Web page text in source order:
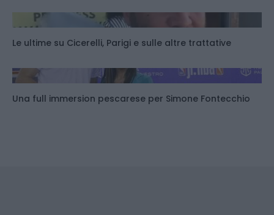
Le ultime su Cicerelli, Parigi e sulle altre trattative
Una full immersion pescarese per Simone Fontecchio